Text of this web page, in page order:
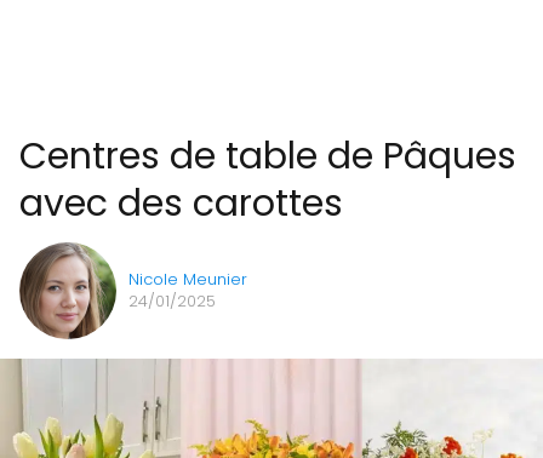
Centres de table de Pâques
avec des carottes
Nicole Meunier
24/01/2025